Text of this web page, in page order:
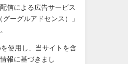
信による広告サービス
グーグルアドセンス）」
使用し、当サイトを含
報に基づきまし